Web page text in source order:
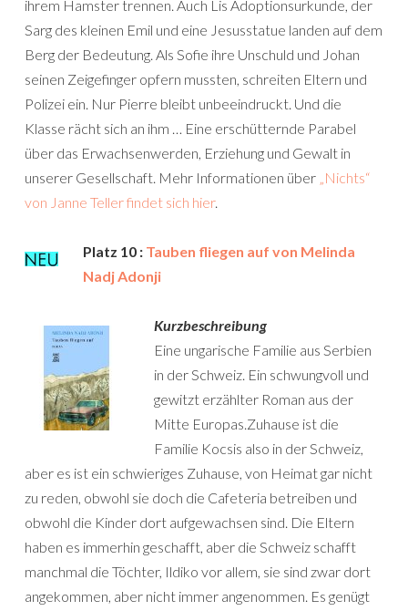
ihrem Hamster trennen. Auch Lis Adoptionsurkunde, der
Sarg des kleinen Emil und eine Jesusstatue landen auf dem
Berg der Bedeutung. Als Sofie ihre Unschuld und Johan
seinen Zeigefinger opfern mussten, schreiten Eltern und
Polizei ein. Nur Pierre bleibt unbeeindruckt. Und die
Klasse rächt sich an ihm … Eine erschütternde Parabel
über das Erwachsenwerden, Erziehung und Gewalt in
unserer Gesellschaft. Mehr Informationen über „Nichts“
von Janne Teller findet sich hier.
Platz 10 : Tauben fliegen auf von Melinda
Nadj Adonji
Kurzbeschreibung
Eine ungarische Familie aus Serbien
in der Schweiz. Ein schwungvoll und
gewitzt erzählter Roman aus der
Mitte Europas.Zuhause ist die
Familie Kocsis also in der Schweiz,
aber es ist ein schwieriges Zuhause, von Heimat gar nicht
zu reden, obwohl sie doch die Cafeteria betreiben und
obwohl die Kinder dort aufgewachsen sind. Die Eltern
haben es immerhin geschafft, aber die Schweiz schafft
manchmal die Töchter, Ildiko vor allem, sie sind zwar dort
angekommen, aber nicht immer angenommen. Es genügt